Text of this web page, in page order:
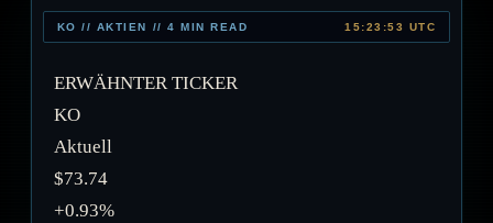
KO // AKTIEN // 4 MIN READ 15:23:53 UTC
ERWÄHNTER TICKER
KO
Aktuell
$73.74
+0.93%